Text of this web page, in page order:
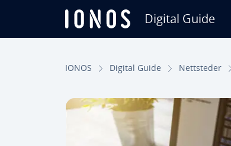
Digital Guide
IONOS Digital Guide Nettsteder